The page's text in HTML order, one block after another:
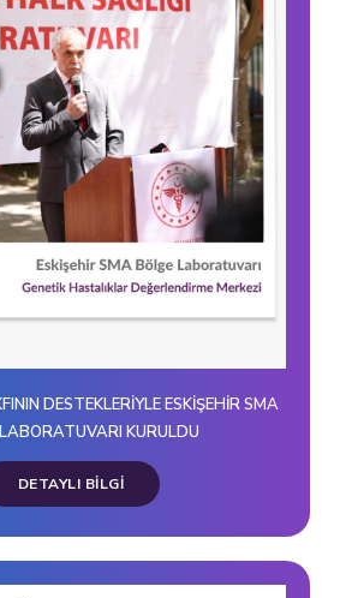
DESTEKLERİYLE ESKİŞEHİR SMA
KURULDU